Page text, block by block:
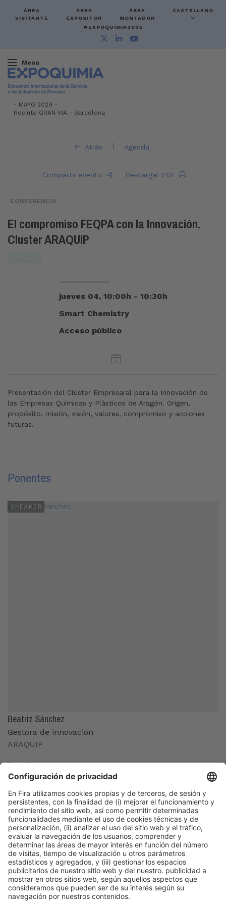
ÁREA
VISITANTE
ÁREA
EXPOSITOR
ÁREA
MONTADOR
CASTELLANO
#EXPOQUIMIA2026
Menú
- MAYO 2029 -
Recinto GRAN VIA - Barcelona
Atrás | Agenda
Compartir evento Descargar PDF
CONFERENCIA
El compromiso FEQPA con la Innovación.
Cluster ARAQUIP
jueves 04, 10:00h - 10:30h
Smart Chemistry
Acceso público
Presentación del Clúster Empresaral para la Innovación de
las Empresas Químicas y Plásticos de Aragón. Origen,
propósito, misión, visión, valores, compromiso y acciones
futuras.
Ponentes
SPEAKER
Beatriz Sánchez
Gestora de innovación
ARAQUIP
España
Organizadores